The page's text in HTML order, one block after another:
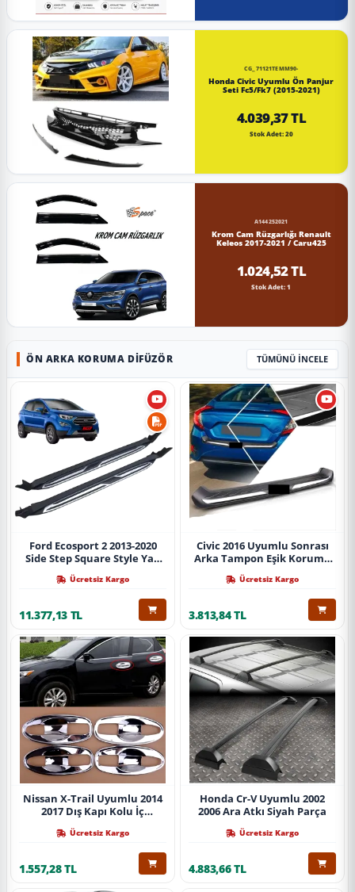
CG_71121TEMM90-
Honda Civic Uyumlu Ön Panjur
Seti Fc5/Fk7 (2015-2021)
4.039,37 TL
Stok Adet: 20
A144252021
Krom Cam Rüzgarlığı Renault
Keleos 2017-2021 / Caru425
1.024,52 TL
Stok Adet: 1
ÖN ARKA KORUMA DIFÜZÖR TÜMÜNÜ İNCELE
Ford Ecosport 2 2013-2020
Side Step Square Style Yan
Ücretsiz Kargo
11.377,13 TL
Civic 2016 Uyumlu Sonrası
Arka Tampon Eşik Koruma
Ücretsiz Kargo
3.813,84 TL
Nissan X-Trail Uyumlu 2014
2017 Dış Kapı Kolu İç
Ücretsiz Kargo
1.557,28 TL
Honda Cr-V Uyumlu 2002
2006 Ara Atkı Siyah Parça
Ücretsiz Kargo
4.883,66 TL